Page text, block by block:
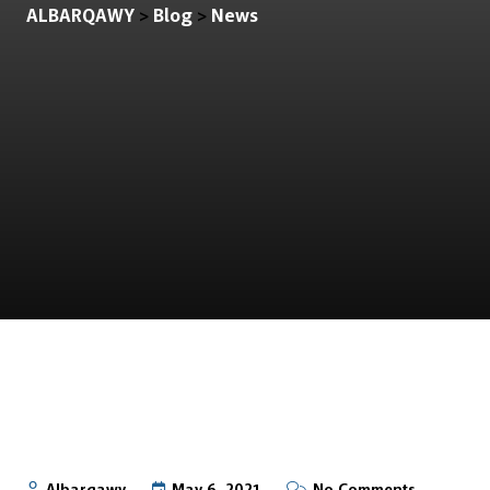
ALBARQAWY > Blog > News